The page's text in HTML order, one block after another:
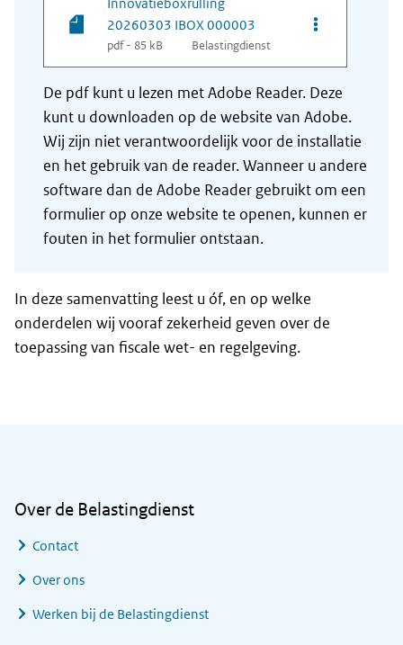
20260303 IBOX 000003
pdf - 85 kB Belastingdienst
Opties van
De pdf kunt u lezen met Adobe Reader. Deze
kunt u downloaden op de website van Adobe.
Wij zijn niet verantwoordelijk voor de installatie
en het gebruik van de reader. Wanneer u andere
software dan de Adobe Reader gebruikt om een
formulier op onze website te openen, kunnen er
fouten in het formulier ontstaan.
In deze samenvatting leest u óf, en op welke
onderdelen wij vooraf zekerheid geven over de
toepassing van fiscale wet- en regelgeving.
Over de Belastingdienst
Contact
Over ons
Werken bij de Belastingdienst